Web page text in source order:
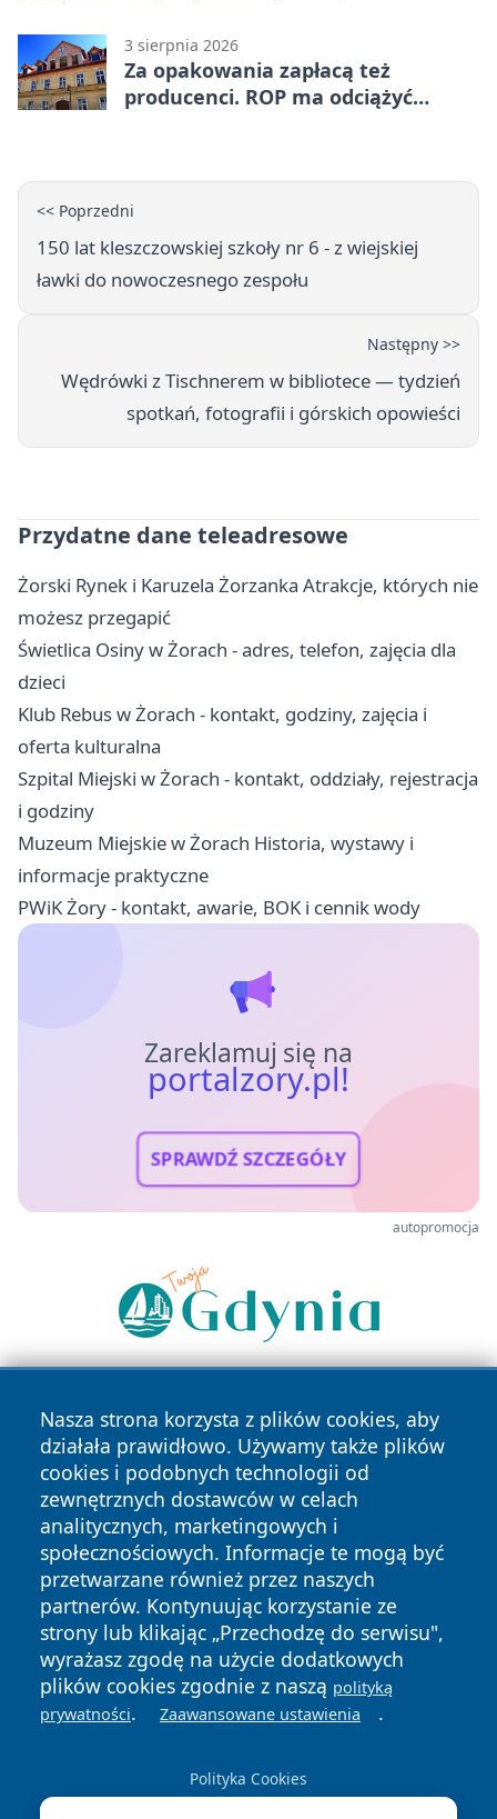
3 sierpnia 2026
Za opakowania zapłacą też
producenci. ROP ma odciążyć
<< Poprzedni
150 lat kleszczowskiej szkoły nr 6 - z wiejskiej
ławki do nowoczesnego zespołu
Następny >>
Wędrówki z Tischnerem w bibliotece — tydzień
spotkań, fotografii i górskich opowieści
Przydatne dane teleadresowe
Żorski Rynek i Karuzela Żorzanka Atrakcje, których nie
możesz przegapić
Świetlica Osiny w Żorach - adres, telefon, zajęcia dla
dzieci
Klub Rebus w Żorach - kontakt, godziny, zajęcia i
oferta kulturalna
Szpital Miejski w Żorach - kontakt, oddziały, rejestracja
i godziny
Muzeum Miejskie w Żorach Historia, wystawy i
informacje praktyczne
PWiK Żory - kontakt, awarie, BOK i cennik wody
Zareklamuj się na
portalzory.pl!
SPRAWDŹ SZCZEGÓŁY
autopromocja
Nasza strona korzysta z plików cookies, aby
działała prawidłowo. Używamy także plików
cookies i podobnych technologii od
zewnętrznych dostawców w celach
analitycznych, marketingowych i
społecznościowych. Informacje te mogą być
przetwarzane również przez naszych
partnerów. Kontynuując korzystanie ze
strony lub klikając „Przechodzę do serwisu",
wyrażasz zgodę na użycie dodatkowych
plików cookies zgodnie z naszą polityką
prywatności. Zaawansowane ustawienia .
Polityka Cookies
Copyright © 2026 portalzory.pl Wszystkie prawa zastrzeżone.
News Autorzy
Polityka
Prywatności
Polityka
Cookies